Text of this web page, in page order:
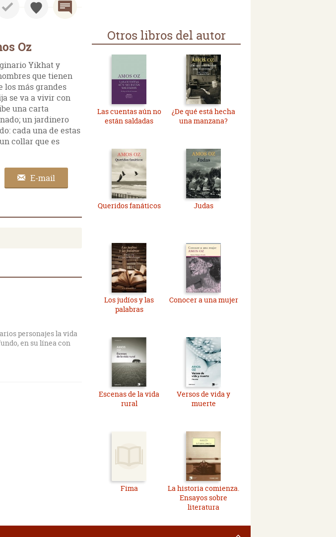
Oz
Yikhat y
que tienen
los más grandes
se va a vivir con
una carta
un jardinero
cada una de estas
collar que es
E-mail
personajes la vida
en su línea con
Otros libros del autor
Las cuentas aún no
están saldadas
¿De qué está hecha
una manzana?
Queridos fanáticos Judas
Los judíos y las
palabras
Conocer a una mujer
Escenas de la vida
rural
Versos de vida y
muerte
Fima
La historia comienza.
Ensayos sobre
literatura